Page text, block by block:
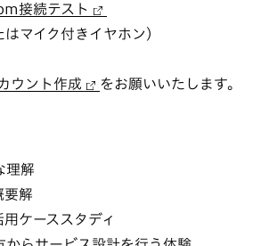
接続テスト
マイク付きイヤホン）
ウント作成 をお願いいたします。
理解
要解
ケーススタディ